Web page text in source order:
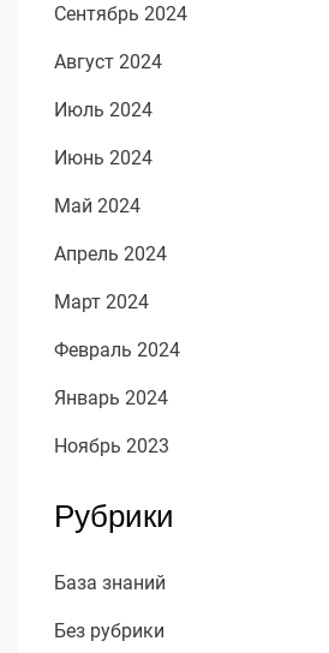
Сентябрь 2024
Август 2024
Июль 2024
Июнь 2024
Май 2024
Апрель 2024
Март 2024
Февраль 2024
Январь 2024
Ноябрь 2023
Рубрики
База знаний
Без рубрики